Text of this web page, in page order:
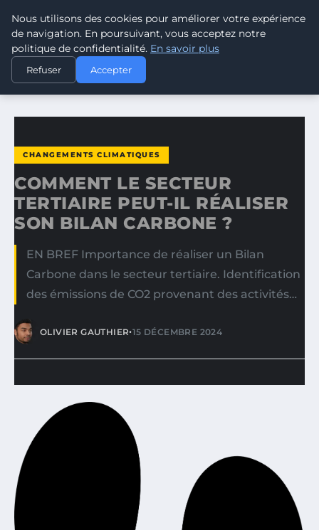
CLIMATE GUARDIAN
ACCUEIL
CHANGEMENTS CLIMATIQUES
COMMENT LE SECTEUR TERTIAIRE PEUT-IL RÉALISER SON…
CHANGEMENTS CLIMATIQUES
COMMENT LE SECTEUR
TERTIAIRE PEUT-IL RÉALISER
SON BILAN CARBONE ?
EN BREF Importance de réaliser un Bilan
Carbone dans le secteur tertiaire. Identification
des émissions de CO2 provenant des activités…
OLIVIER GAUTHIER•15 DÉCEMBRE 2024
Nous utilisons des cookies pour améliorer votre expérience
de navigation. En poursuivant, vous acceptez notre
politique de confidentialité. En savoir plus
Refuser Accepter